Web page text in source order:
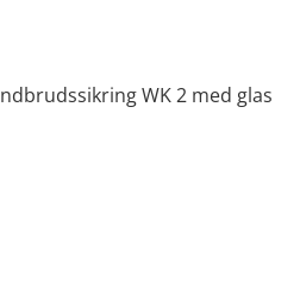
WK 2 med glas